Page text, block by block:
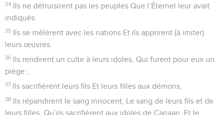
34 Ils ne détruisirent pas les peuples Que l’Éternel leur avait
indiqués.
35 Ils se mêlèrent avec les nations Et ils apprirent (à imiter)
leurs œuvres.
36 Ils rendirent un culte à leurs idoles, Qui furent pour eux un
piège ;
37 Ils sacrifièrent leurs fils Et leurs filles aux démons,
38 Ils répandirent le sang innocent, Le sang de leurs fils et de
leurs filles, Qu’ils sacrifièrent aux idoles de Canaan, Et le